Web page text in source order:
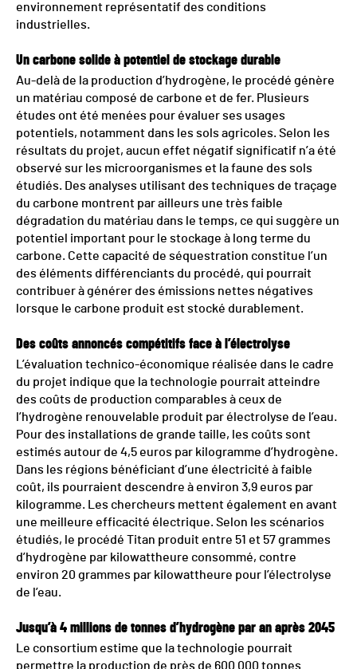
environnement représentatif des conditions
industrielles.
Un carbone solide à potentiel de stockage durable
Au-delà de la production d’hydrogène, le procédé génère
un matériau composé de carbone et de fer. Plusieurs
études ont été menées pour évaluer ses usages
potentiels, notamment dans les sols agricoles. Selon les
résultats du projet, aucun effet négatif significatif n’a été
observé sur les microorganismes et la faune des sols
étudiés. Des analyses utilisant des techniques de traçage
du carbone montrent par ailleurs une très faible
dégradation du matériau dans le temps, ce qui suggère un
potentiel important pour le stockage à long terme du
carbone. Cette capacité de séquestration constitue l’un
des éléments différenciants du procédé, qui pourrait
contribuer à générer des émissions nettes négatives
lorsque le carbone produit est stocké durablement.
Des coûts annoncés compétitifs face à l’électrolyse
L’évaluation technico-économique réalisée dans le cadre
du projet indique que la technologie pourrait atteindre
des coûts de production comparables à ceux de
l’hydrogène renouvelable produit par électrolyse de l’eau.
Pour des installations de grande taille, les coûts sont
estimés autour de 4,5 euros par kilogramme d’hydrogène.
Dans les régions bénéficiant d’une électricité à faible
coût, ils pourraient descendre à environ 3,9 euros par
kilogramme. Les chercheurs mettent également en avant
une meilleure efficacité électrique. Selon les scénarios
étudiés, le procédé Titan produit entre 51 et 57 grammes
d’hydrogène par kilowattheure consommé, contre
environ 20 grammes par kilowattheure pour l’électrolyse
de l’eau.
Jusqu’à 4 millions de tonnes d’hydrogène par an après 2045
Le consortium estime que la technologie pourrait
permettre la production de près de 600 000 tonnes